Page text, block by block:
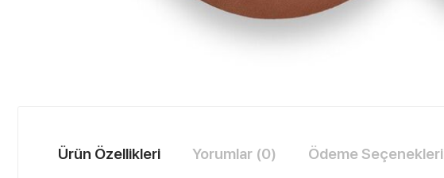
Ürün Özellikleri Yorumlar (0) Ödeme Seçenekleri